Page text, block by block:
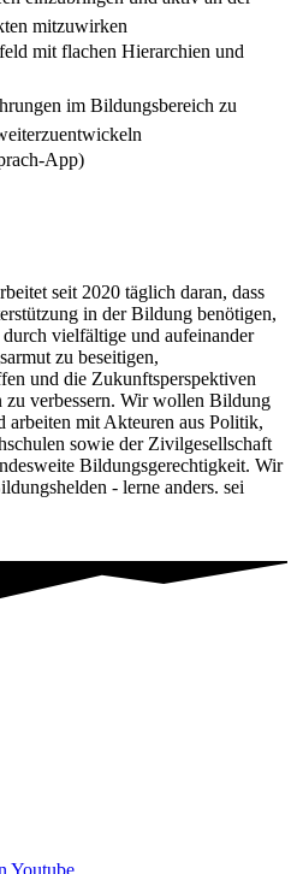
mitzuwirken
mit flachen Hierarchien und
im Bildungsbereich zu
App)
seit 2020 täglich daran, dass
in der Bildung benötigen,
vielfältige und aufeinander
zu beseitigen,
und die Zukunftsperspektiven
verbessern. Wir wollen Bildung
arbeiten mit Akteuren aus Politik,
sowie der Zivilgesellschaft
Bildungsgerechtigkeit. Wir
- lerne anders. sei
Youtube